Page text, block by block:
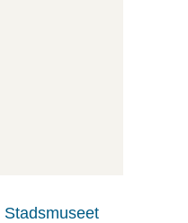
Stadsmuseet